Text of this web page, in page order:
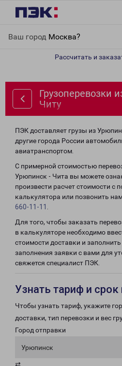
Ваш город Москва?
Рассчитать и
Грузоперевозки
Читу
ПЭК доставляет грузы из
другие города России
авиатранспортом.
С примерной стоимостью
Урюпинск - Чита вы можете
произвести расчет стоимости с
калькулятора или позвонить
660-11-11
Для того, чтобы заказать
в калькуляторе необходимо
стоимости доставки и
заполнения заявки с вами для
свяжется специалист ПЭК.
Узнать тариф и срок
Чтобы узнать тариф, укажите
доставки, тип перевозки и вес
Город отправки
Урюпинск
⇄